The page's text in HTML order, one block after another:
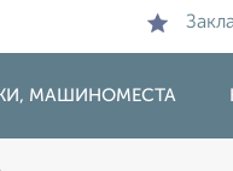
МАШИНОМЕСТА